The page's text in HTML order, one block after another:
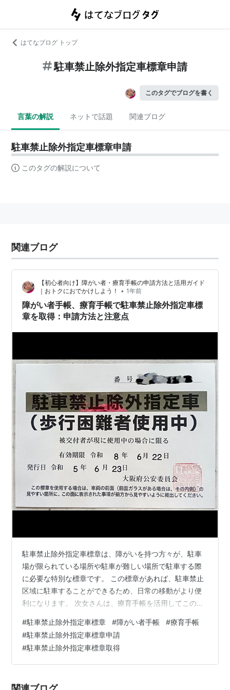
はてなブログ トップ
駐車禁止除外指定車標章申請
このタグでブログを書く
言葉の解説 ネットで話題 関連ブログ
駐車禁止除外指定車標章申請
このタグの解説について
関連ブログ
【初心者向け】障がい者・療育手帳の申請方法と活用ガイド
｜おトクにおでかけしよう！
• 1年前
障がい者手帳、療育手帳で駐車禁止除外指定車標
章を取得：申請方法と注意点
駐車禁止除外指定車標章は、障がいを持つ方々が、駐車
場が限られている場所や駐車が難しい場所で駐車する際
に必要な特別な標章です。 この標章があれば、駐車禁止
区域に駐車することができるため、日常の移動がより便
利になります。 次女さんは、療育手帳を活用してこの標
行います。 今回はその手続きの流れと必要書類、使用時
の注意点についてご紹介します。 申請の流れ 駐車禁止除
外指定車標章を申請するための手続きは、まず区役所で
次女さんの住民票を取得するところから始まります。 こ
#駐車禁止除外指定車標章 #障がい者手帳 #療育手帳
#駐車禁止除外指定車標章申請
#駐車禁止除外指定車標章取得